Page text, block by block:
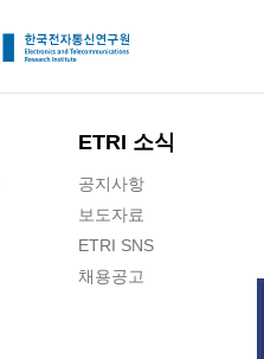
ETRI 소식
공지사항
보도자료
ETRI SNS
채용공고